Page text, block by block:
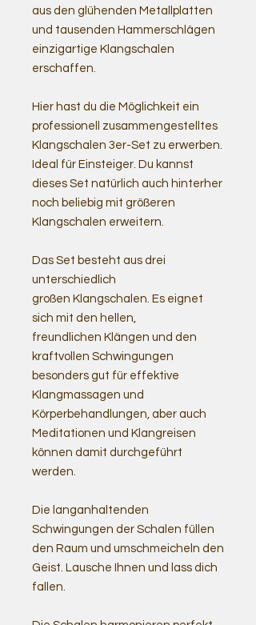
aus den glühenden Metallplatten
und tausenden Hammerschlägen
einzigartige Klangschalen
erschaffen.
Hier hast du die Möglichkeit ein
professionell zusammengestelltes
Klangschalen 3er-Set zu erwerben.
Ideal für Einsteiger. Du kannst
dieses Set natürlich auch hinterher
noch beliebig mit größeren
Klangschalen erweitern.
Das Set besteht aus drei
unterschiedlich
großen Klangschalen. Es eignet
sich mit den hellen,
freundlichen Klängen und den
kraftvollen Schwingungen
besonders gut für effektive
Klangmassagen und
Körperbehandlungen, aber auch
Meditationen und Klangreisen
können damit durchgeführt
werden.
Die langanhaltenden
Schwingungen der Schalen füllen
den Raum und umschmeicheln den
Geist. Lausche Ihnen und lass dich
fallen.